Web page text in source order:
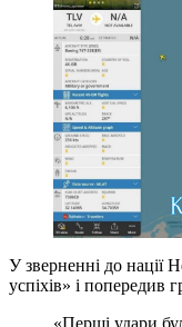
У зверненні до нації
успіхів» і попередив
«Перші удари